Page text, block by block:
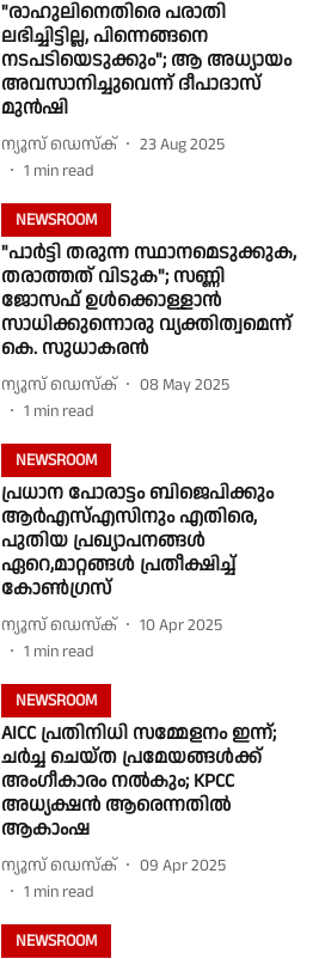
"രാഹുലിനെതിരെ പരാതി
ലഭിച്ചിട്ടില്ല, പിന്നെങ്ങനെ
നടപടിയെടുക്കും"; ആ അധ്യായം
അവസാനിച്ചുവെന്ന് ദീപാദാസ്
മുന്‍ഷി
ന്യൂസ് ഡെസ്ക്
23 Aug 2025
1 min read
NEWSROOM
"പാർട്ടി തരുന്ന സ്ഥാനമെടുക്കുക,
തരാത്തത് വിടുക"; സണ്ണി
ജോസഫ് ഉൾക്കൊള്ളാൻ
സാധിക്കുന്നൊരു വ്യക്തിത്വമെന്ന്
കെ. സുധാകരൻ
ന്യൂസ് ഡെസ്ക്
08 May 2025
1 min read
NEWSROOM
പ്രധാന പോരാട്ടം ബിജെപിക്കും
ആർഎസ്എസിനും എതിരെ,
പുതിയ പ്രഖ്യാപനങ്ങൾ
ഏറെ,മാറ്റങ്ങൾ പ്രതീക്ഷിച്ച്
കോൺഗ്രസ്
ന്യൂസ് ഡെസ്ക്
10 Apr 2025
1 min read
NEWSROOM
AICC പ്രതിനിധി സമ്മേളനം ഇന്ന്;
ചർച്ച ചെയ്ത പ്രമേയങ്ങൾക്ക്
അംഗീകാരം നൽകും; KPCC
അധ്യക്ഷൻ ആരെന്നതിൽ
ആകാംഷ
ന്യൂസ് ഡെസ്ക്
09 Apr 2025
1 min read
NEWSROOM